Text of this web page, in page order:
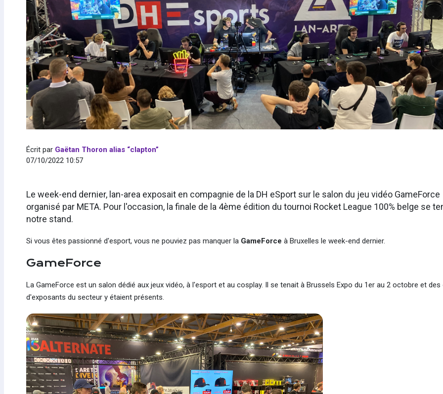
Écrit par Gaëtan Thoron alias “clapton”
07/10/2022 10:57
Le week-end dernier, lan-area exposait en compagnie de la DH eSport sur le salon du jeu vidéo GameForce
organisé par META. Pour l'occasion, la finale de la 4ème édition du tournoi Rocket League 100% belge se
notre stand.
Si vous êtes passionné d'esport, vous ne pouviez pas manquer la GameForce à Bruxelles le week-end dernier.
GameForce
La GameForce est un salon dédié aux jeux vidéo, à l'esport et au cosplay. Il se tenait à Brussels Expo du 1er au 2 octobre et des
d'exposants du secteur y étaient présents.